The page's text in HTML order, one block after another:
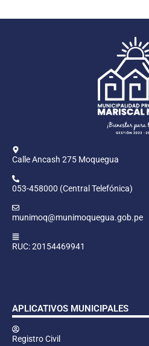
Calle Ancash 275 Moquegua
053-458000 (Central Telefónica)
munimoq@munimoquegua.gob.pe
RUC: 20154469941
APLICATIVOS MUNICIPALES
Registro Civil